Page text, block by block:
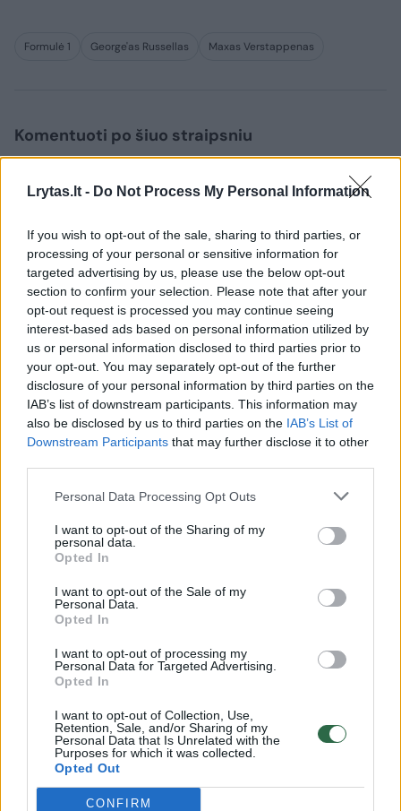
Lrytas.lt - Do Not Process My Personal Information
If you wish to opt-out of the sale, sharing to third parties, or
processing of your personal or sensitive information for
targeted advertising by us, please use the below opt-out
section to confirm your selection. Please note that after your
opt-out request is processed you may continue seeing
interest-based ads based on personal information utilized by
us or personal information disclosed to third parties prior to
your opt-out. You may separately opt-out of the further
disclosure of your personal information by third parties on the
IAB’s list of downstream participants. This information may
also be disclosed by us to third parties on the IAB’s List of
Downstream Participants that may further disclose it to other
Personal Data Processing Opt Outs
I want to opt-out of the Sharing of my
personal data.
Opted In
I want to opt-out of the Sale of my
Personal Data.
Opted In
I want to opt-out of processing my
Personal Data for Targeted Advertising.
Opted In
I want to opt-out of Collection, Use,
Retention, Sale, and/or Sharing of my
Personal Data that Is Unrelated with the
Purposes for which it was collected.
Opted Out
CONFIRM
Formulė 1 George'as Russellas Maxas Verstappenas
Komentuoti po šiuo straipsniu
Komentuoti gali tik Lrytas registruoti vartotojai.
bendruomenės ir bendraukite komentaruose!
Rodyti komentarus
Prisijungti komentatoriams
Sportas Futbolas
„Kauno Žalgiris“ sugrįžo į Toplygos
viršūnę
2026 m. rugpjūčio 8 d. 19:13